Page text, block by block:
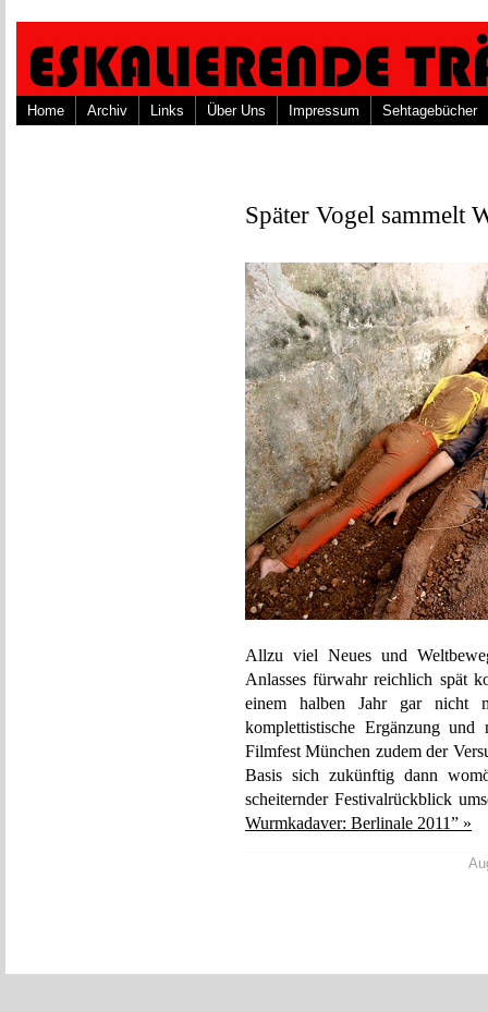
Home Archiv Links Über Uns Impressum Sehtagebücher
Später Vogel sammelt
Allzu viel Neues und
Anlasses fürwahr reichlich spät
einem halben Jahr gar nicht
komplettistische Ergänzung
Filmfest München zudem der
Basis sich zukünftig dann
scheiternder Festivalrückblick
Wurmkadaver: Berlinale 2011” »